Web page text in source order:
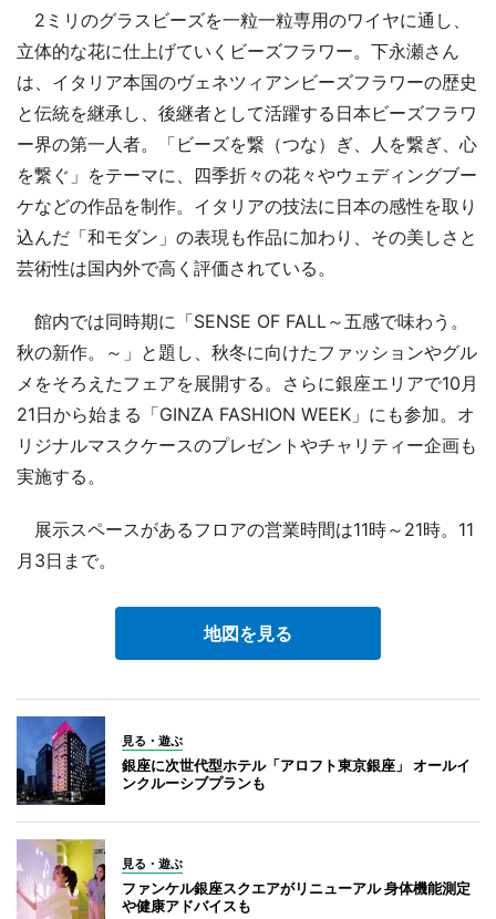
2ミリのグラスビーズを一粒一粒専用のワイヤに通し、
立体的な花に仕上げていくビーズフラワー。下永瀬さん
は、イタリア本国のヴェネツィアンビーズフラワーの歴史
と伝統を継承し、後継者として活躍する日本ビーズフラワ
ー界の第一人者。「ビーズを繋（つな）ぎ、人を繋ぎ、心
を繋ぐ」をテーマに、四季折々の花々やウェディングブー
ケなどの作品を制作。イタリアの技法に日本の感性を取り
込んだ「和モダン」の表現も作品に加わり、その美しさと
芸術性は国内外で高く評価されている。
館内では同時期に「SENSE OF FALL～五感で味わう。
秋の新作。～」と題し、秋冬に向けたファッションやグル
メをそろえたフェアを展開する。さらに銀座エリアで10月
21日から始まる「GINZA FASHION WEEK」にも参加。オ
リジナルマスクケースのプレゼントやチャリティー企画も
実施する。
展示スペースがあるフロアの営業時間は11時～21時。11
月3日まで。
地図を見る
見る・遊ぶ
銀座に次世代型ホテル「アロフト東京銀座」 オールイ
ンクルーシブプランも
見る・遊ぶ
ファンケル銀座スクエアがリニューアル 身体機能測定
や健康アドバイスも